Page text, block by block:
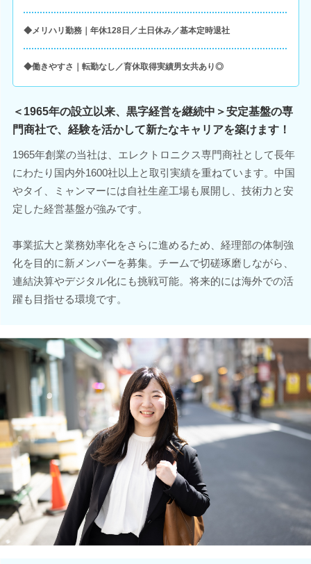
◆メリハリ勤務｜年休128日／土日休み／基本定時退社
◆働きやすさ｜転勤なし／育休取得実績男女共あり◎
＜1965年の設立以来、黒字経営を継続中＞安定基盤の専
門商社で、経験を活かして新たなキャリアを築けます！
1965年創業の当社は、エレクトロニクス専門商社として長年
にわたり国内外1600社以上と取引実績を重ねています。中国
やタイ、ミャンマーには自社生産工場も展開し、技術力と安
定した経営基盤が強みです。
事業拡大と業務効率化をさらに進めるため、経理部の体制強
化を目的に新メンバーを募集。チームで切磋琢磨しながら、
連結決算やデジタル化にも挑戦可能。将来的には海外での活
躍も目指せる環境です。